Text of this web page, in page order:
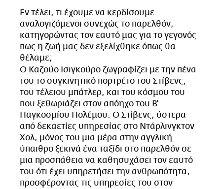
LIFO SHOP
NEWSLETTER
ΜΙΚΡΟΠΡΑΓΜΑΤΑ
THE GOOD LIFO
LIFOLAND
CITY GUIDE
ΑΜΠΑ
PRINT
Εν τέλει, τι έχουμε να κερδίσουμε
αναλογιζόμενοι συνεχώς το παρελθόν,
κατηγορώντας τον εαυτό μας για το γεγονός
πως η ζωή μας δεν εξελίχθηκε όπως θα
θέλαμε;
Ο Καζούο Ισιγκούρο ζωγραφίζει με την πένα
του το συγκινητικό πορτρέτο του Στίβενς,
του τέλειου μπάτλερ, και του κόσμου του
που ξεθωριάζει στον απόηχο του Β'
Παγκοσμίου Πολέμου. Ο Στίβενς, ύστερα
από δεκαετίες υπηρεσίας στο Ντάρλινγκτον
Χολ, μόνος του μια μέρα στην αγγλική
ύπαιθρο ξεκινά ένα ταξίδι στο παρελθόν σε
μια προσπάθεια να καθησυχάσει τον εαυτό
του ότι έχει υπηρετήσει την ανθρωπότητα,
προσφέροντας τις υπηρεσίες του στον